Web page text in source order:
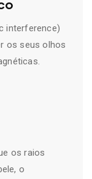
interference)
os seus olhos
os raios
o